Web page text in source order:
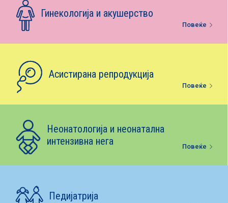
Е-библиотека
Гинекологија и акушерство
Повеќе
Асистирана репродукција
Повеќе
Неонатологија и неонатална
интензивна нега
Повеќе
Педијатрија